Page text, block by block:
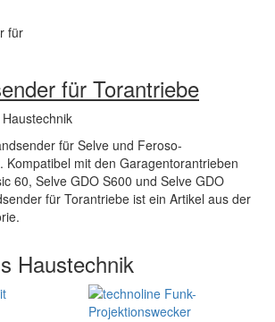
für Torantriebe
Haustechnik
für Selve und Feroso-
Kompatibel mit den Garagentorantrieben
60, Selve GDO S600 und Selve GDO
für Torantriebe ist ein Artikel aus der
Haustechnik